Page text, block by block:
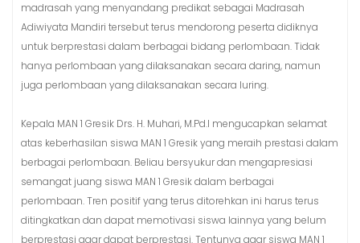
madrasah yang menyandang predikat sebagai Madrasah
Adiwiyata Mandiri tersebut terus mendorong peserta didiknya
untuk berprestasi dalam berbagai bidang perlombaan. Tidak
hanya perlombaan yang dilaksanakan secara daring, namun
juga perlombaan yang dilaksanakan secara luring.
Kepala MAN 1 Gresik Drs. H. Muhari, M.Pd.I mengucapkan selamat
atas keberhasilan siswa MAN 1 Gresik yang meraih prestasi dalam
berbagai perlombaan. Beliau bersyukur dan mengapresiasi
semangat juang siswa MAN 1 Gresik dalam berbagai
perlombaan. Tren positif yang terus ditorehkan ini harus terus
ditingkatkan dan dapat memotivasi siswa lainnya yang belum
berprestasi agar dapat berprestasi. Tentunya agar siswa MAN 1